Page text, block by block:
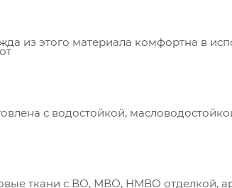
из этого материала комфортна в
с водостойкой,
ткани с ВО, МВО, НМВО отделкой,